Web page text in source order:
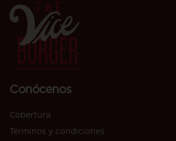
Conócenos
Cobertura
Términos y condiciones